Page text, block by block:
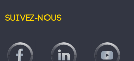
Suivez-nous